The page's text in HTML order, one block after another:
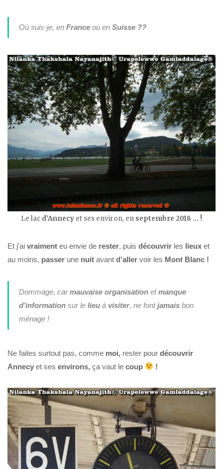
Où suis-je, en Franceou en Suisse ??
Le lac d’Annecy et ses environ, en septembre 2018 … !
Et j’ai vraiment eu envie de rester, puis découvrir les lieux et
au moins, passer une nuit avant d’aller voir les Mont Blanc !
Dommage, carmauvaise organisationetmanque
d’informationsur le lieuà visiter, ne fontjamaisbon
ménage !
Ne faites surtout pas, comme moi, rester pour découvrir
Annecy et ses environs, ça vaut le coup !